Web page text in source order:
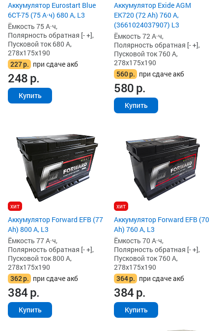
Аккумулятор Eurostart Blue
6CT-75 (75 А·ч) 680 А, L3
Ёмкость 75 А·ч,
Полярность обратная [- +],
Пусковой ток 680 А,
278x175x190
227р. при сдаче акб
248р.
Купить
Аккумулятор Exide AGM
EK720 (72 Ah) 760 А,
(3661024037907) L3
Ёмкость 72 А·ч,
Полярность обратная [- +],
Пусковой ток 760 А,
278x175x190
560р. при сдаче акб
580р.
Купить
хит
Аккумулятор Forward EFB (77
Ah) 800 А, L3
Ёмкость 77 А·ч,
Полярность обратная [- +],
Пусковой ток 800 А,
278x175x190
362р. при сдаче акб
384р.
Купить
хит
Аккумулятор Forward EFB (70
Ah) 760 А, L3
Ёмкость 70 А·ч,
Полярность обратная [- +],
Пусковой ток 760 А,
278x175x190
364р. при сдаче акб
384р.
Купить